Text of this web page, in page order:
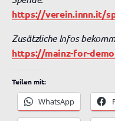
https://verein.innn.it/
Zusätzliche Infos
https://mainz-for-
Teilen mit:
WhatsApp